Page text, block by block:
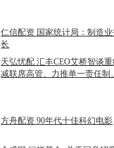
仁信配资 国家统计局：制造
长
天弘忧配 汇丰CEO艾桥智谈
减联席高管、力推单一责任制
方舟配资 90年代十佳科幻电影